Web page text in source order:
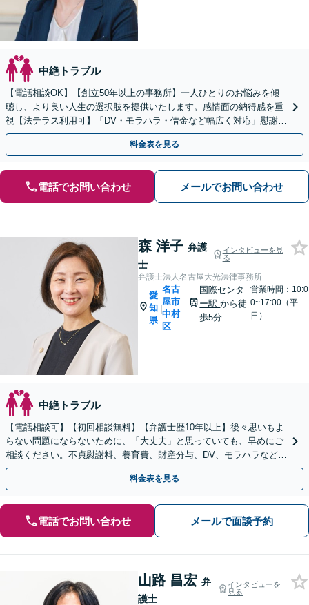
中絶トラブル
【電話相談OK】【創立50年以上の事務所】一人ひとりのお悩みを傾
聴し、より良い人生の選択肢を提供いたします。感情面の納得感を重
視【法テラス利用可】「DV・モラハラ・借金など幅広く対応」慰謝料
請求／男性側・女性側どちらも対応【初回相談無料】
料金表を見る
電話でお問い合わせ メールでお問い合わせ
森 洋子 弁護
士
インタビューを見
る
弁護士法人名古屋大光法律事務所
愛
知
県
|
名古
屋市
中村
区
国際センタ
ー駅から徒
歩5分
営業時間：10:0
0~17:00（平
日）
中絶トラブル
【電話相談可】【初回相談無料】【弁護士歴10年以上】後々思いもよ
らない問題にならないために、「大丈夫」と思っていても、早めにご
相談ください。不貞慰謝料、養育費、財産分与、DV、モラハラなど
【出張相談可】【名古屋駅10分】
料金表を見る
電話でお問い合わせ メールで面談予約
山路 昌宏 弁
護士
インタビューを
見る